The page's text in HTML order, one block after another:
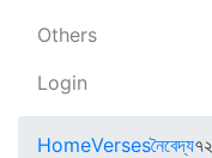
Others
Login
HomeVersesনৈবেদ্য৭২